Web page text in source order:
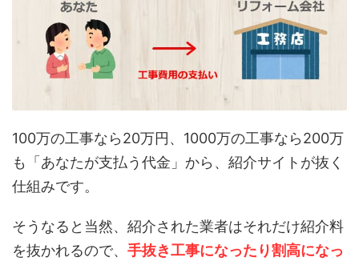
100万の工事なら20万円、1000万の工事なら200万
も「あなたが支払う代金」から、紹介サイトが抜く
仕組みです。
そうなると当然、紹介された業者はそれだけ紹介料
を抜かれるので、 手抜き工事になったり割高になっ